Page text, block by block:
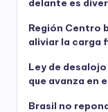
delante es
Región Centro
aliviar la carga
Ley de
que avanza en
Brasil no